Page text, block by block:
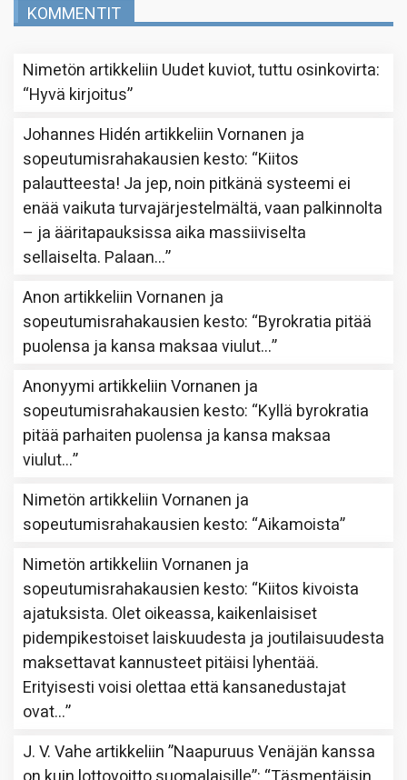
KOMMENTIT
Nimetön artikkeliin Uudet kuviot, tuttu osinkovirta:
“Hyvä kirjoitus”
Johannes Hidén artikkeliinVornanen ja
sopeutumisrahakausien kesto: “Kiitos
palautteesta! Ja jep, noin pitkänä systeemi ei
enää vaikuta turvajärjestelmältä, vaan palkinnolta
– ja ääritapauksissa aika massiiviselta
sellaiselta. Palaan…”
Anon artikkeliinVornanen ja
sopeutumisrahakausien kesto: “Byrokratia pitää
puolensa ja kansa maksaa viulut…”
Anonyymi artikkeliinVornanen ja
sopeutumisrahakausien kesto: “Kyllä byrokratia
pitää parhaiten puolensa ja kansa maksaa
viulut…”
Nimetön artikkeliinVornanen ja
sopeutumisrahakausien kesto: “Aikamoista”
Nimetön artikkeliinVornanen ja
sopeutumisrahakausien kesto: “Kiitos kivoista
ajatuksista. Olet oikeassa, kaikenlaisiset
pidempikestoiset laiskuudesta ja joutilaisuudesta
maksettavat kannusteet pitäisi lyhentää.
Erityisesti voisi olettaa että kansanedustajat
ovat…”
J. V. Vahe artikkeliin”Naapuruus Venäjän kanssa